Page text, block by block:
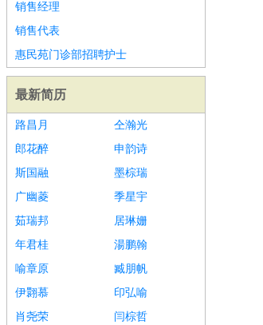
销售经理
销售代表
惠民苑门诊部招聘护士
最新简历
路昌月
仝瀚光
郎花醉
申韵诗
斯国融
墨棕瑞
广幽菱
季星宇
茹瑞邦
居琳姗
年君桂
湯鹏翰
喻章原
臧朋帆
伊翾慕
印弘喻
肖尧荣
闫棕哲